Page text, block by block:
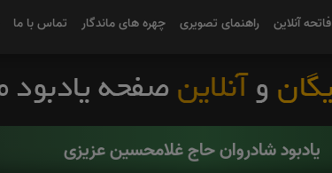
فاتحه آنلاین راهنمای تصویری چهره های ماندگار تماس با ما
یادبود شادروان حاج غلامحسین عزیزی